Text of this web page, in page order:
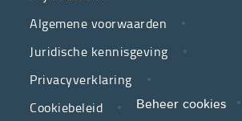
partner
in
zorg.
We
Algemene voorwaarden
Juridische kennisgeving
Privacyverklaring
Cookiebeleid
Beheer cookies